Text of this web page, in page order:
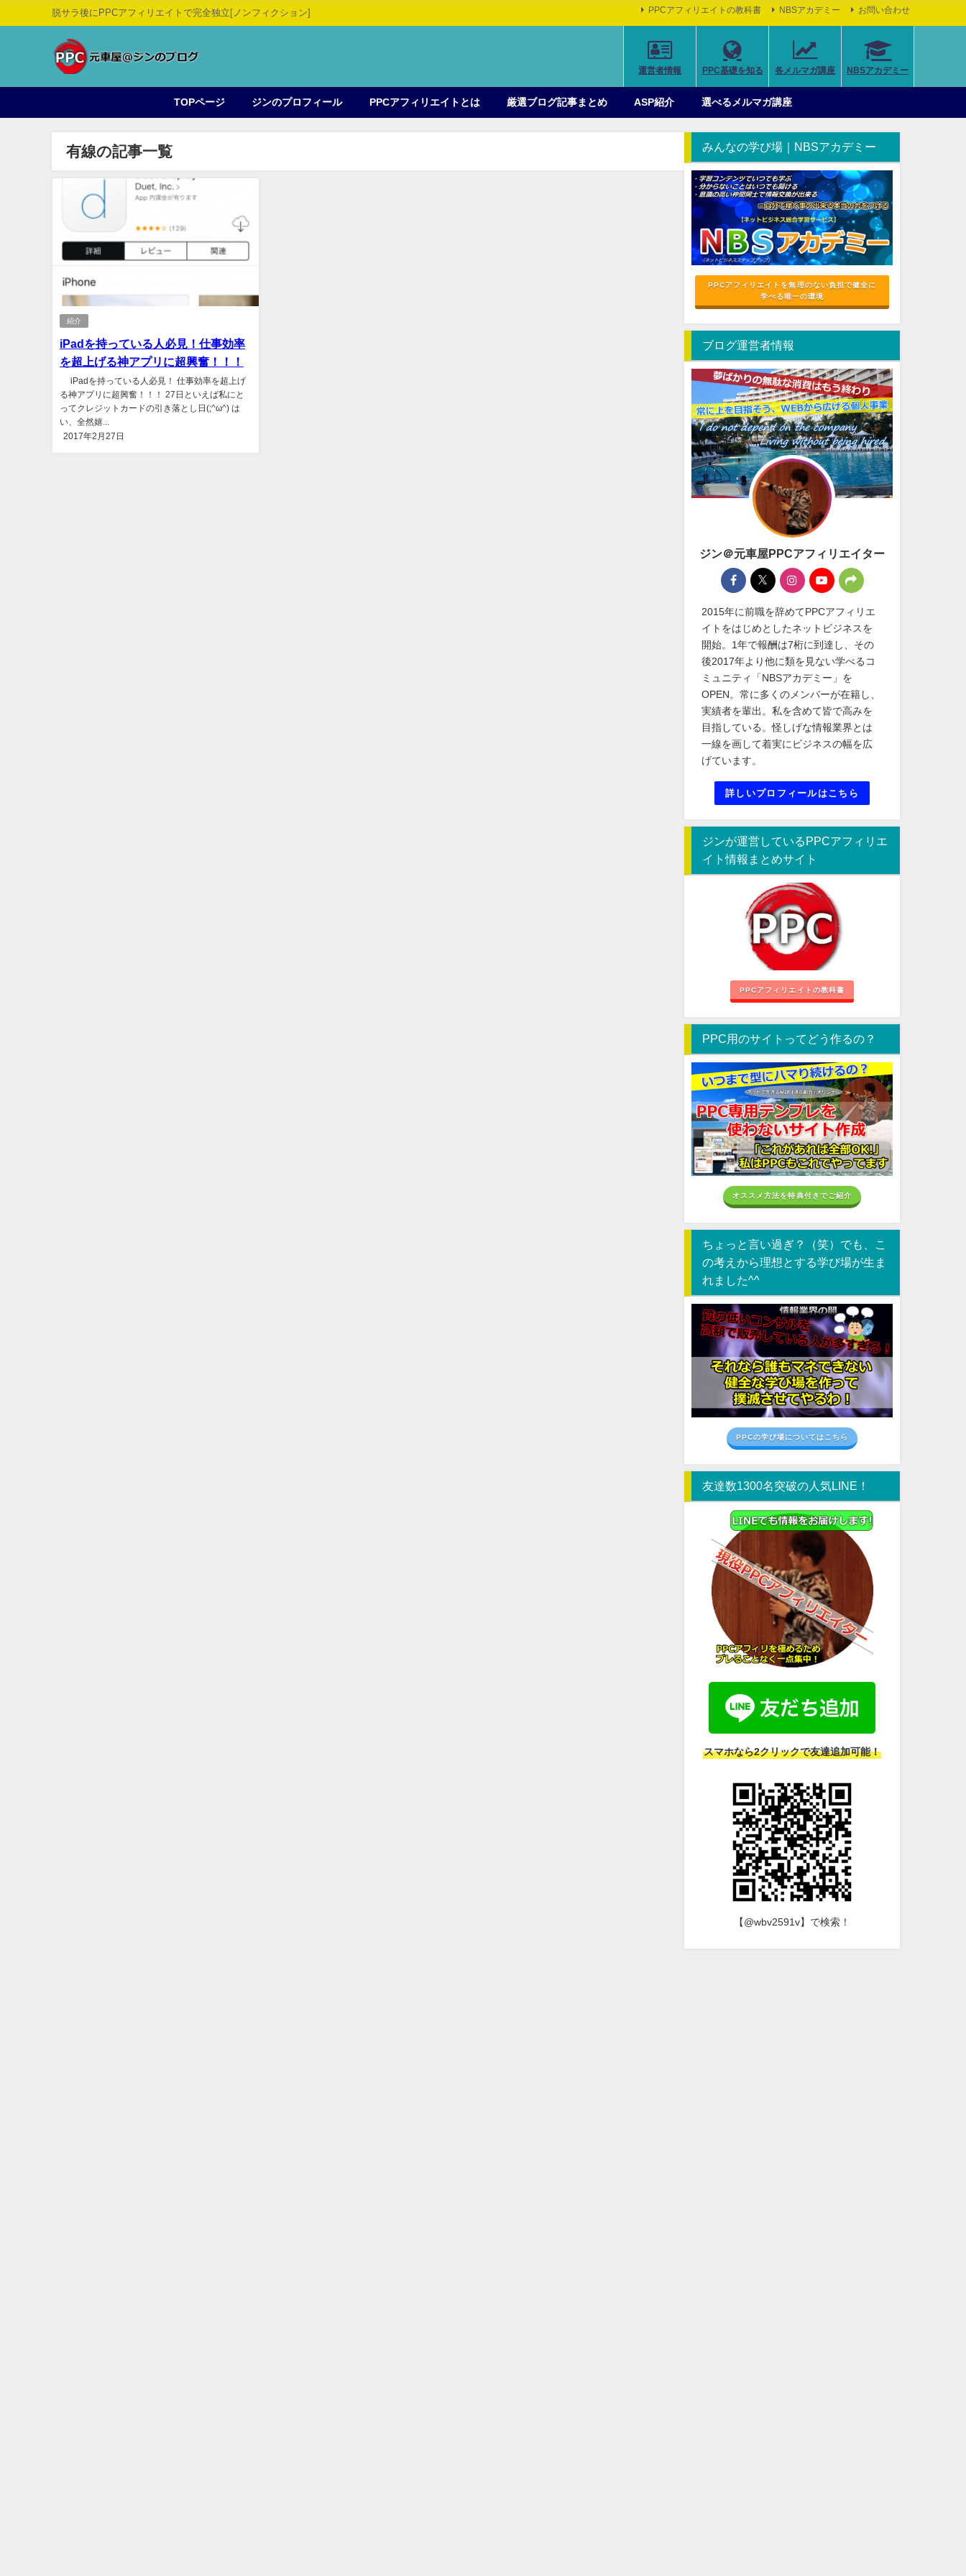
脱サラ後にPPCアフィリエイトで完全独立[ノンフィクション] PPCアフィリエイトの教科書 NBSアカデミー お問い合わせ
運営者情報 PPC基礎を知る 各メルマガ講座 NBSアカデミー
TOPページ ジンのプロフィール PPCアフィリエイトとは 厳選ブログ記事まとめ ASP紹介 選べるメルマガ講座
有線の記事一覧
紹介
iPadを持っている人必見！仕事効率
を超上げる神アプリに超興奮！！！
iPadを持っている人必見！ 仕事効率を超上げ
る神アプリに超興奮！！！ 27日といえば私にと
ってクレジットカードの引き落とし日(;^ω^) は
い、全然嬉...
2017年2月27日
みんなの学び場｜NBSアカデミー
PPCアフィリエイトを無理のない負担で健全に
学べる唯一の環境
ブログ運営者情報
ジン＠元車屋PPCアフィリエイター
2015年に前職を辞めてPPCアフィリエ
イトをはじめとしたネットビジネスを
開始。1年で報酬は7桁に到達し、その
後2017年より他に類を見ない学べるコ
ミュニティ「NBSアカデミー」を
OPEN。常に多くのメンバーが在籍し、
実績者を輩出。私を含めて皆で高みを
目指している。怪しげな情報業界とは
一線を画して着実にビジネスの幅を広
げています。
詳しいプロフィールはこちら
ジンが運営しているPPCアフィリエ
イト情報まとめサイト
PPCアフィリエイトの教科書
PPC用のサイトってどう作るの？
オススメ方法を特典付きでご紹介
ちょっと言い過ぎ？（笑）でも、こ
の考えから理想とする学び場が生ま
れました^^
PPCの学び場についてはこちら
友達数1300名突破の人気LINE！
スマホなら2クリックで友達追加可能！
【@wbv2591v】で検索！